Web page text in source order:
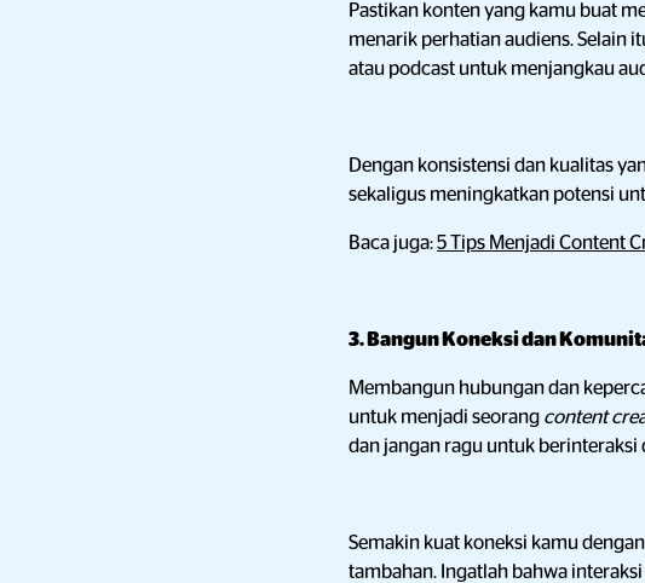
Pastikan konten yang kamu buat
menarik perhatian audiens. Selain
atau podcast untuk menjangkau
Dengan konsistensi dan kualitas
sekaligus meningkatkan potensi
Baca juga:5 Tips Menjadi Content
3. Bangun Koneksi dan
Membangun hubungan dan
untuk menjadi seorang content
dan jangan ragu untuk berinteraksi
Semakin kuat koneksi kamu
tambahan. Ingatlah bahwa